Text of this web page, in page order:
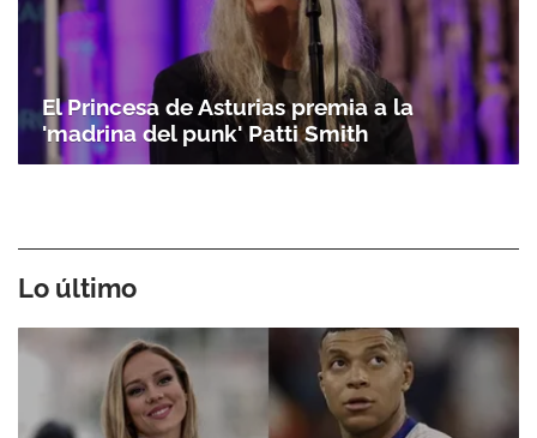
El Princesa de Asturias premia a la
'madrina del punk' Patti Smith
Lo último